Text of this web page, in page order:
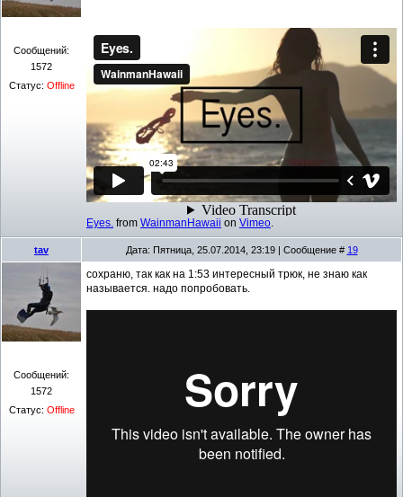
Сообщений:
1572
Статус: Offline
Eyes. from WainmanHawaii on Vimeo
tav Дата: Пятница, 25.07.2014, 23:19 | Сообщение # 19
Сообщений:
1572
Статус: Offline
сохраню, так как на 1:53 интересный трюк, не знаю как
называется. надо попробовать.